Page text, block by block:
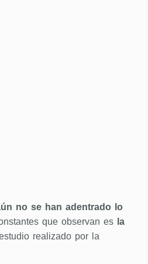
no se han adentrado lo
que observan es la
realizado por la